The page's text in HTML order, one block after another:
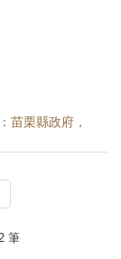
苗栗縣政府，
下
一
筆